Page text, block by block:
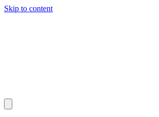
Skip to content